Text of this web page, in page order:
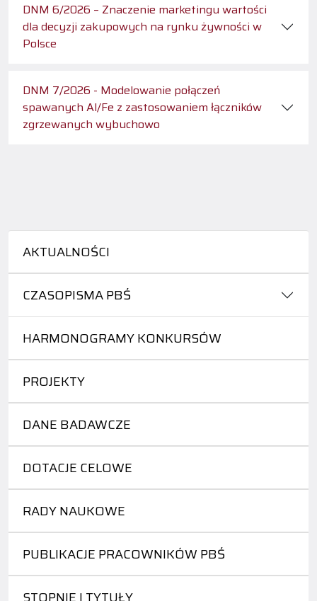
AKTUALNOŚCI
CZASOPISMA PBŚ
HARMONOGRAMY KONKURSÓW
PROJEKTY
DANE BADAWCZE
DOTACJE CELOWE
RADY NAUKOWE
PUBLIKACJE PRACOWNIKÓW PBŚ
DNM 6/2026 – Znaczenie marketingu wartości
dla decyzji zakupowych na rynku żywności w
Polsce
DNM 7/2026 - Modelowanie połączeń
spawanych Al/Fe z zastosowaniem łączników
zgrzewanych wybuchowo